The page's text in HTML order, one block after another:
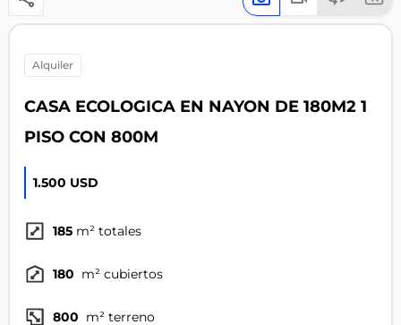
alquiler
CASA ECOLOGICA EN NAYON DE 180M2 1
PISO CON 800M
1.500 USD
185 m² totales
180 m² cubiertos
800 m² terreno